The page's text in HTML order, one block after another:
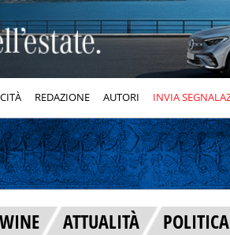
REDAZIONE AUTORI INVIA
ATTUALITÀ POLITICA